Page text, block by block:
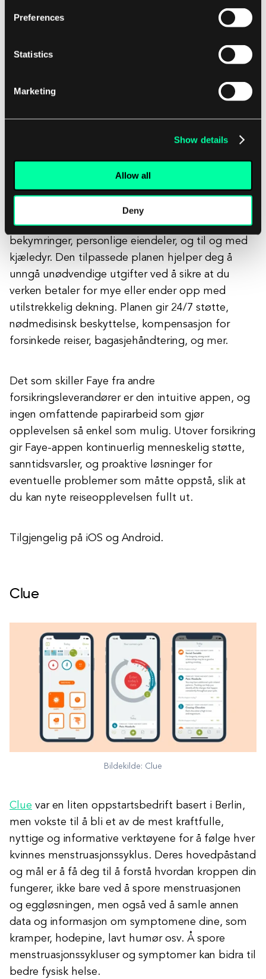
Preferences
Statistics
Marketing
Show details
Allow all
Deny
er en app som tilbyr omfattende
reiseforsikring inkludert helse, reiserelaterte
bekymringer, personlige eiendeler, og til og med
kjæledyr. Den tilpassede planen hjelper deg å
unngå unødvendige utgifter ved å sikre at du
verken betaler for mye eller ender opp med
utilstrekkelig dekning. Planen gir 24/7 støtte,
nødmedisinsk beskyttelse, kompensasjon for
forsinkede reiser, bagasjehåndtering, og mer.
Det som skiller Faye fra andre
forsikringsleverandører er den intuitive appen, og
ingen omfattende papirarbeid som gjør
opplevelsen så enkel som mulig. Utover forsikring
gir Faye-appen kontinuerlig menneskelig støtte,
sanntidsvarsler, og proaktive løsninger for
eventuelle problemer som måtte oppstå, slik at
du kan nyte reiseopplevelsen fullt ut.
Tilgjengelig på iOS og Android.
Clue
Bildekilde: Clue
Clue var en liten oppstartsbedrift basert i Berlin,
men vokste til å bli et av de mest kraftfulle,
nyttige og informative verktøyene for å følge hver
kvinnes menstruasjonssyklus. Deres hovedpåstand
og mål er å få deg til å forstå hvordan kroppen din
fungerer, ikke bare ved å spore menstruasjonen
og eggløsningen, men også ved å samle annen
data og informasjon om symptomene dine, som
kramper, hodepine, lavt humør osv. Å spore
menstruasjonssykluser og symptomer kan bidra til
bedre fysisk helse.